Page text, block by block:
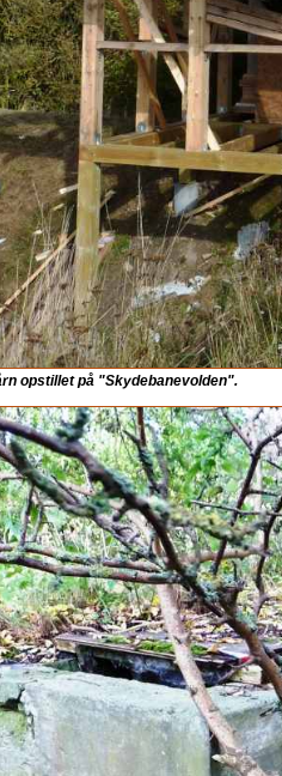
opstillet på "Skydebanevolden".